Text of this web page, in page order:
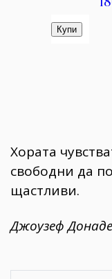
Хората
свободни да
щастливи.
Джоузеф